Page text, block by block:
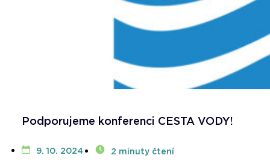
Podporujeme konferenci CESTA VODY!
9. 10. 2024 2 minuty čtení